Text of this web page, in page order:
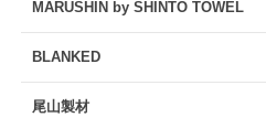
MARUSHIN by SHINTO TOWEL
BLANKED
尾山製材